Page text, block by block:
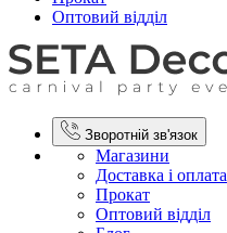
Оптовий відділ
Зворотній зв'язок
Магазини
Доставка і оплата
Прокат
Оптовий відділ